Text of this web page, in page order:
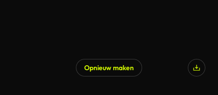
Opnieuw maken